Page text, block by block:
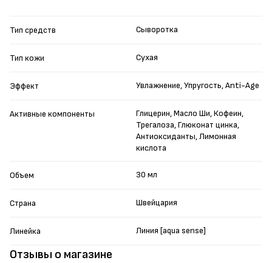
Отзывы о магазине
Тип средств Сыворотка
Тип кожи Сухая
Эффект Увлажнение, Упругость, Anti-Age
Активные компоненты
Глицерин, Масло Ши, Кофеин,
Трегалоза, Глюконат цинка,
Антиоксиданты, Лимонная
кислота
Объем 30 мл
Страна Швейцария
Линейка Линия [aqua sense]